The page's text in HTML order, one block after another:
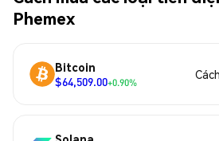
Phemex
Bitcoin
$64,509.00+0.90%